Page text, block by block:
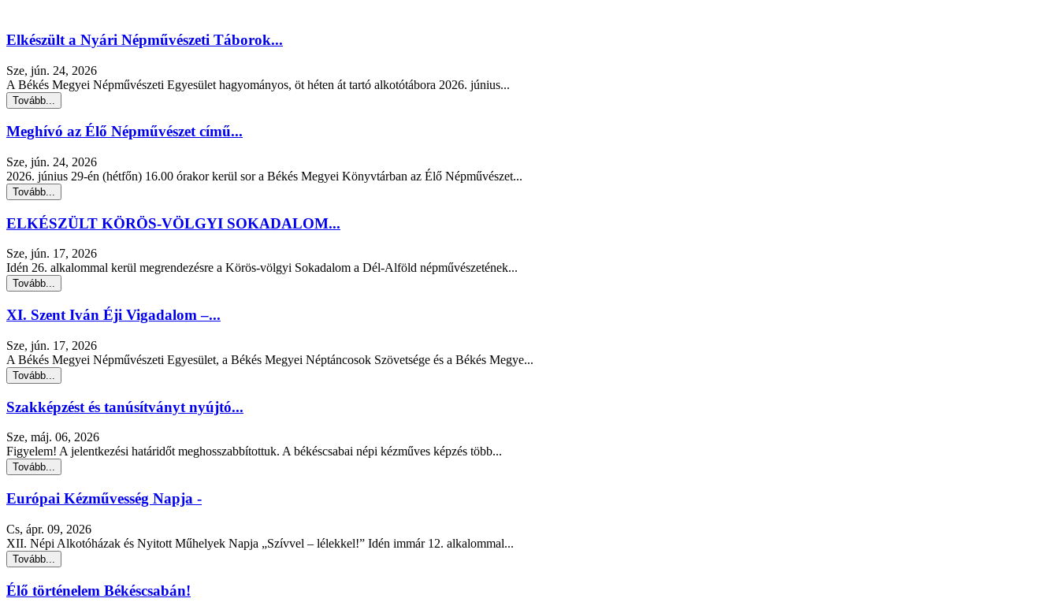
Elkészült a Nyári Népművészeti Táborok...
Sze, jún. 24, 2026
A Békés Megyei Népművészeti Egyesület hagyományos, öt héten át tartó alkotótábora 2026. június...
Tovább...
Meghívó az Élő Népművészet című...
Sze, jún. 24, 2026
2026. június 29-én (hétfőn) 16.00 órakor kerül sor a Békés Megyei Könyvtárban az Élő Népművészet...
Tovább...
ELKÉSZÜLT KÖRÖS-VÖLGYI SOKADALOM...
Sze, jún. 17, 2026
Idén 26. alkalommal kerül megrendezésre a Körös-völgyi Sokadalom a Dél-Alföld népművészetének...
Tovább...
XI. Szent Iván Éji Vigadalom –...
Sze, jún. 17, 2026
A Békés Megyei Népművészeti Egyesület, a Békés Megyei Néptáncosok Szövetsége és a Békés Megye...
Tovább...
Szakképzést és tanúsítványt nyújtó...
Sze, máj. 06, 2026
Figyelem! A jelentkezési határidőt meghosszabbítottuk. A békéscsabai népi kézműves képzés több...
Tovább...
Európai Kézművesség Napja -
Cs, ápr. 09, 2026
XII. Népi Alkotóházak és Nyitott Műhelyek Napja „Szívvel – lélekkel!” Idén immár 12. alkalommal...
Tovább...
Élő történelem Békéscsabán!